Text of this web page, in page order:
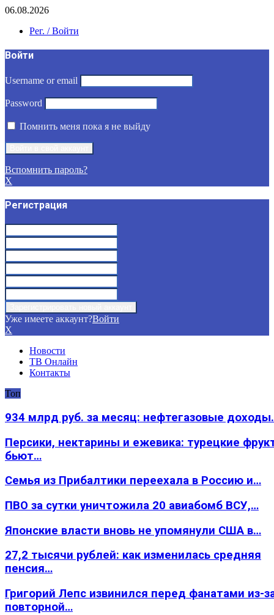
06.08.2026
Рег. / Войти
Войти
Username or email
Password
Помнить меня пока я не выйду
Вспомнить пароль?
X
Регистрация
Уже имеете аккаунт?Войти
X
Новости
ТВ Онлайн
Контакты
Топ
934 млрд руб. за месяц: нефтегазовые
Персики, нектарины и ежевика: турецкие
бьют…
Семья из Прибалтики переехала в Россию и…
ПВО за сутки уничтожила 20 авиабомб ВСУ,…
Японские власти вновь не упомянули США в…
27,2 тысячи рублей: как изменилась средняя
пенсия…
Григорий Лепс извинился перед фанатами из-
повторной…